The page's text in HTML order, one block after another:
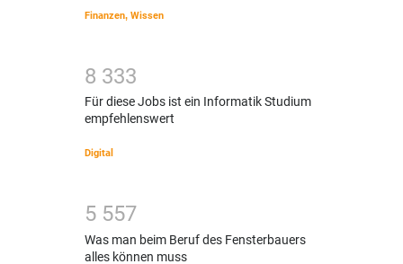
Finanzen, Wissen
8 333
Für diese Jobs ist ein Informatik Studium
empfehlenswert
Digital
5 557
Was man beim Beruf des Fensterbauers
alles können muss